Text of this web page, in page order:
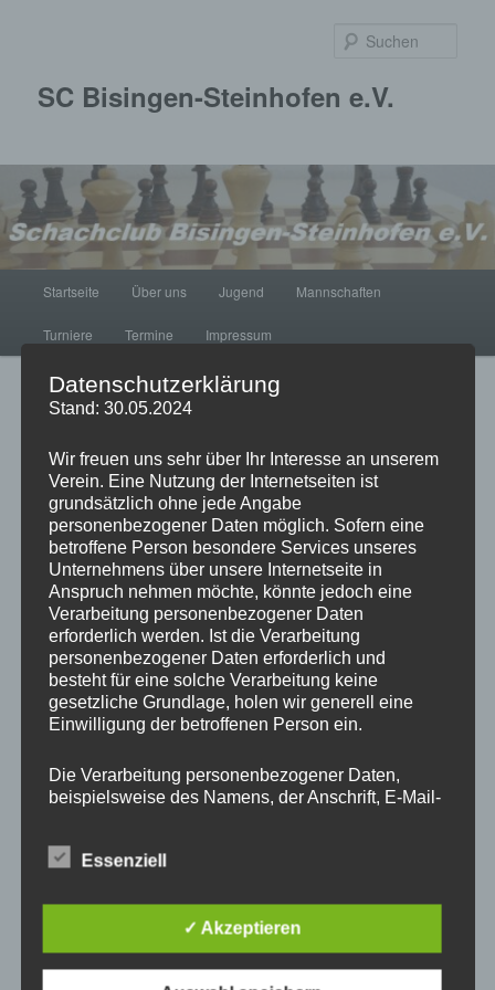
SC Bisingen-Steinhofen e.V.
Startseite Über uns Jugend Mannschaften
Turniere Termine Impressum
Beitragsnavigation
←Vorheriger
Generalversammlung 2023
Veröffentlicht am17. Dezember 2023 vonGulde
Neuwahlen gab es bei der Generalversammlung am 16.
Dezember 2023
Datenschutzerklärung
Stand: 30.05.2024
Wir freuen uns sehr über Ihr Interesse an unserem
Verein. Eine Nutzung der Internetseiten ist
grundsätzlich ohne jede Angabe
personenbezogener Daten möglich. Sofern eine
betroffene Person besondere Services unseres
Unternehmens über unsere Internetseite in
Anspruch nehmen möchte, könnte jedoch eine
Verarbeitung personenbezogener Daten
erforderlich werden. Ist die Verarbeitung
personenbezogener Daten erforderlich und
besteht für eine solche Verarbeitung keine
gesetzliche Grundlage, holen wir generell eine
Einwilligung der betroffenen Person ein.
Die Verarbeitung personenbezogener Daten,
beispielsweise des Namens, der Anschrift, E-Mail-
Person, erfolgt stets im Einklang mit der
Datenschutz-Grundverordnung und in
landesspezifischen Datenschutzbestimmungen.
Mittels dieser Datenschutzerklärung möchte unser
Unternehmen die Öffentlichkeit über Art, Umfang
und Zweck der von uns erhobenen, genutzten und
Essenziell
✓ Akzeptieren